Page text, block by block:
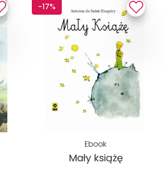
-17%
Ebook
Mały książę